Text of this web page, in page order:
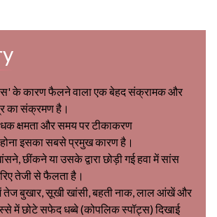
के कारण फैलने वाला एक बेहद संक्रामक और
का संक्रमण है।
क्षमता और समय पर टीकाकरण
इसका सबसे प्रमुख कारण है।
छींकने या उसके द्वारा छोड़ी गई हवा में सांस
तेजी से फैलता है।
तेज बुखार, सूखी खांसी, बहती नाक, लाल आंखें और
में छोटे सफेद धब्बे (कोपलिक स्पॉट्स) दिखाई